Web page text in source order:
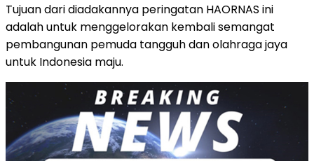
Tujuan dari diadakannya peringatan HAORNAS ini
adalah untuk menggelorakan kembali semangat
pembangunan pemuda tangguh dan olahraga jaya
untuk Indonesia maju.